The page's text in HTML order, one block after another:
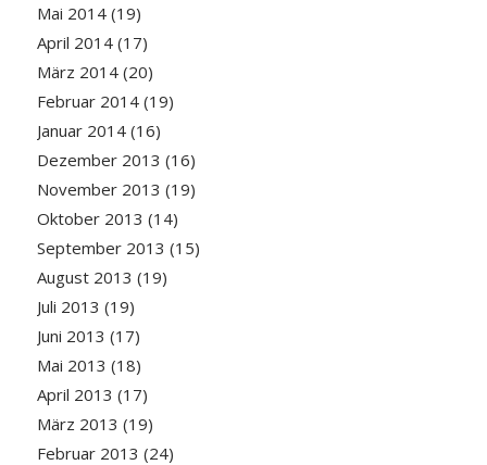
Mai 2014(19)
April 2014(17)
März 2014(20)
Februar 2014(19)
Januar 2014(16)
Dezember 2013 (16)
November 2013 (19)
Oktober 2013 (14)
September 2013 (15)
August 2013 (19)
Juli 2013 (19)
Juni 2013 (17)
Mai 2013 (18)
April 2013 (17)
März 2013 (19)
Februar 2013 (24)